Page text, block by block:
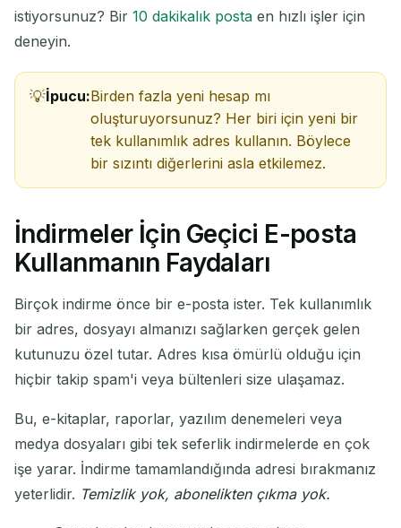
istiyorsunuz? Bir 10 dakikalık posta en hızlı işler için
deneyin.
İpucu:Birden fazla yeni hesap mı
oluşturuyorsunuz? Her biri için yeni bir
tek kullanımlık adres kullanın. Böylece
bir sızıntı diğerlerini asla etkilemez.
İndirmeler İçin Geçici E-posta
Kullanmanın Faydaları
Birçok indirme önce bir e-posta ister. Tek kullanımlık
bir adres, dosyayı almanızı sağlarken gerçek gelen
kutunuzu özel tutar. Adres kısa ömürlü olduğu için
hiçbir takip spam'i veya bültenleri size ulaşamaz.
Bu, e-kitaplar, raporlar, yazılım denemeleri veya
medya dosyaları gibi tek seferlik indirmelerde en çok
işe yarar. İndirme tamamlandığında adresi bırakmanız
yeterlidir. Temizlik yok, abonelikten çıkma yok.